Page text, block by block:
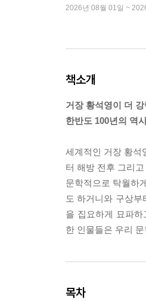
2026년 08월 01일 ~
책소개
거장 황석영이 더
한반도 100년의 역
세계적인 거장 황석
터 해방 전후 그리
문학적으로 탁월하
도 하거니와 구상
을 집요하게 묘파
한 인물들은 우리
목차